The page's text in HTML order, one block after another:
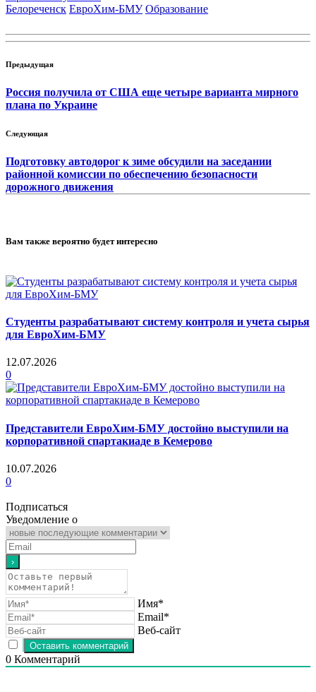
Белореченск ЕвроХим-БМУ Образование
Предыдущая
Россия получила от США еще четыре варианта мирного
плана по Украине
Следующая
Подготовку автодорог к зиме обсудили на заседании
районной комиссии по обеспечению безопасности
дорожного движения
Вам также вероятно будет интересно
Студенты разрабатывают систему контроля и учета сырья
для ЕвроХим-БМУ
12.07.2026
0
Представители ЕвроХим-БМУ достойно выступили на
корпоративной спартакиаде в Кемерово
10.07.2026
0
Подписаться
Уведомление о
Имя*
Email*
Веб-сайт
0 Комментарий